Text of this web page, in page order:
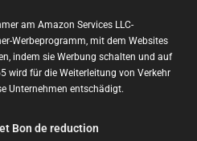
am Amazon Services LLC-
Werbeprogramm, mit dem Websites
indem sie Werbung schalten und auf
wird für die Weiterleitung von Verkehr
Unternehmen entschädigt.
Bon de reduction